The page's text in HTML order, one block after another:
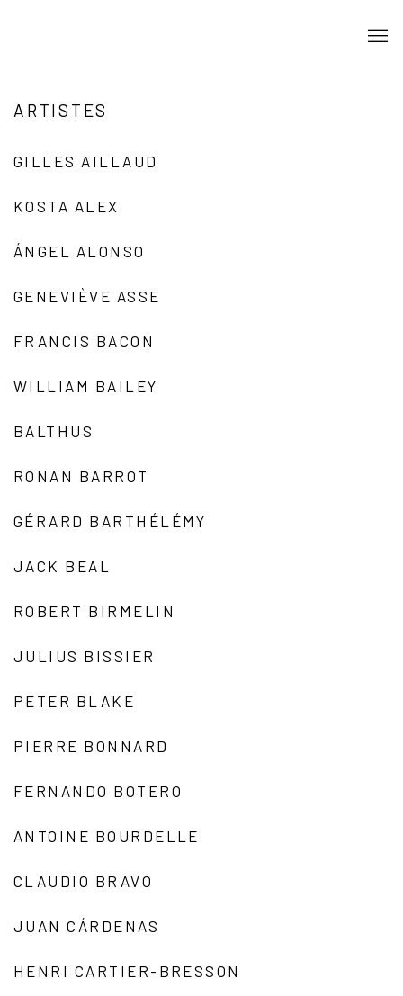
ARTISTES
GILLES AILLAUD
KOSTA ALEX
ÁNGEL ALONSO
GENEVIÈVE ASSE
FRANCIS BACON
WILLIAM BAILEY
BALTHUS
RONAN BARROT
GÉRARD BARTHÉLÉMY
JACK BEAL
ROBERT BIRMELIN
JULIUS BISSIER
PETER BLAKE
PIERRE BONNARD
FERNANDO BOTERO
ANTOINE BOURDELLE
CLAUDIO BRAVO
JUAN CÁRDENAS
HENRI CARTIER-BRESSON